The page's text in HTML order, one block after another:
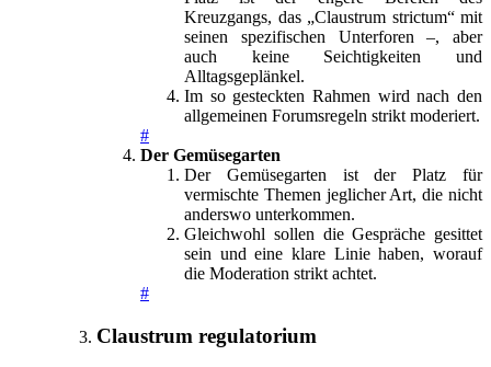
Kreuzgangs, das „Claustrum strictum“ mit
seinen spezifischen Unterforen –, aber
auch keine Seichtigkeiten und
Alltagsgeplänkel.
Im so gesteckten Rahmen wird nach den
allgemeinen Forumsregeln strikt moderiert.
#
Der Gemüsegarten
Der Gemüsegarten ist der Platz für
vermischte Themen jeglicher Art, die nicht
anderswo unterkommen.
Gleichwohl sollen die Gespräche gesittet
sein und eine klare Linie haben, worauf
die Moderation strikt achtet.
#
Claustrum regulatorium